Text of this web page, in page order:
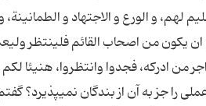
لهم، و الورع و الاجتهاد و
ان یكون من اصحاب القائم فلینتظر
را جز به آن از بندگان نمى‏پذیرد؟